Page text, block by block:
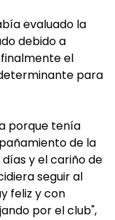
evaluado la
debido a
el
para
porque tenía
de la
y el cariño de
seguir al
feliz y con
por el club",